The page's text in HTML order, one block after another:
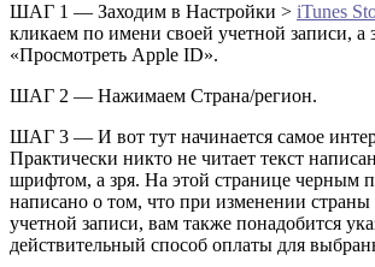
ШАГ 1 — Заходим в Настройки > iTunes
кликаем по имени своей учетной записи, а
«Просмотреть Apple ID».
ШАГ 2 — Нажимаем Страна/регион.
ШАГ 3 — И вот тут начинается самое
Практически никто не читает текст
шрифтом, а зря. На этой странице черным
написано о том, что при изменении страны
учетной записи, вам также понадобится
действительный способ оплаты для